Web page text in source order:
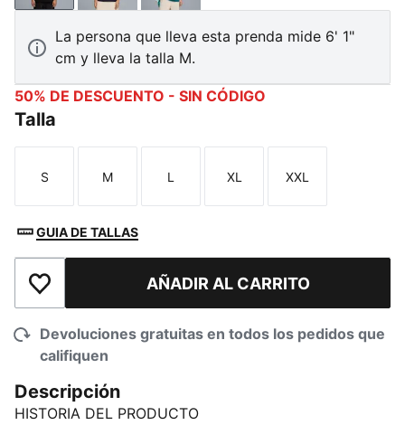
La persona que lleva esta prenda mide 6' 1"
cm y lleva la talla M.
50% DE DESCUENTO - SIN CÓDIGO
Talla
Talla
S
Talla
M
Talla
L
Talla
XL
Talla
XXL
GUIA DE TALLAS
Añadir a la lista de deseosAÑADIR AL CARRITO
Devoluciones gratuitas en todos los pedidos que
califiquen
Descripción
HISTORIA DEL PRODUCTO